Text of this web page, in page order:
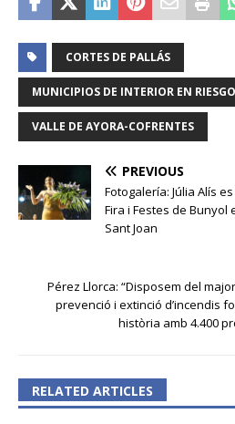
CORTES DE PALLÁS
MUNICIPIOS DE INTERIOR EN
VALLE DE AYORA-COFRENTES
PREVIOUS
Fotogalería: Júlia Alís
Fira i Festes de
Sant Joan
Pérez Llorca: “Disposem del
prevenció i extinció d’incendis
història amb 4.400
RELATED ARTICLES